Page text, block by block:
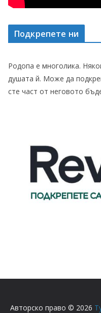
Подкрепете ни
Родопа е многолика.
душата й. Може да
сте част от неговото
Авторско право © 2026